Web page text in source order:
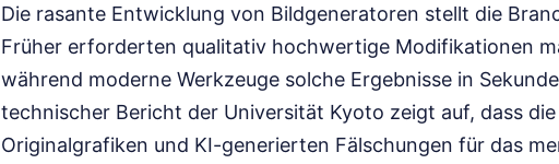
Die rasante Entwicklung von Bildgeneratoren stellt die
Früher erforderten qualitativ hochwertige Modifikationen
während moderne Werkzeuge solche Ergebnisse in
technischer Bericht der Universität Kyoto zeigt auf, dass
Originalgrafiken und KI-generierten Fälschungen für das